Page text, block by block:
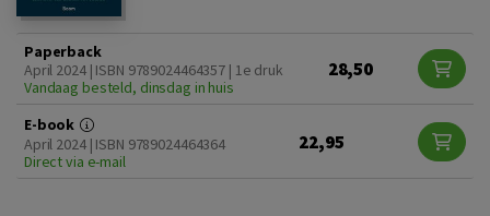
Paperback
April 2024 | ISBN 9789024464357 | 1e druk
Vandaag besteld, dinsdag in huis
28,50
E-book
April 2024 | ISBN 9789024464364
Direct via e-mail
22,95